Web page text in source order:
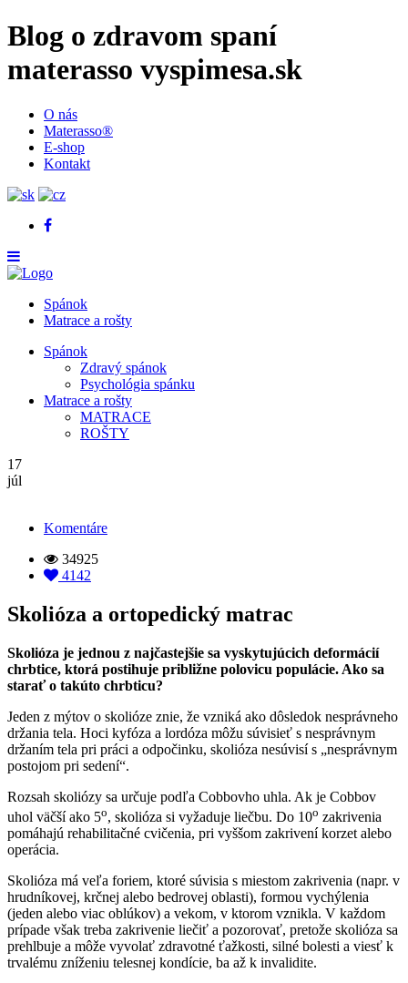
Blog o zdravom spaní
materasso vyspimesa.sk
O nás
Materasso®
E-shop
Kontakt
Spánok
Matrace a rošty
Spánok
Zdravý spánok
Psychológia spánku
Matrace a rošty
MATRACE
ROŠTY
17
júl
Komentáre
 34925
 4142
Skolióza a ortopedický matrac
Skolióza je jednou z najčastejšie sa vyskytujúcich deformácií
chrbtice, ktorá postihuje približne polovicu populácie. Ako sa
starať o takúto chrbticu?
Jeden z mýtov o skolióze znie, že vzniká ako dôsledok nesprávneho
držania tela. Hoci kyfóza a lordóza môžu súvisieť s nesprávnym
držaním tela pri práci a odpočinku, skolióza nesúvisí s „nesprávnym
postojom pri sedení“.
Rozsah skoliózy sa určuje podľa Cobbovho uhla. Ak je Cobbov
uhol väčší ako 5o, skolióza si vyžaduje liečbu. Do 10o zakrivenia
pomáhajú rehabilitačné cvičenia, pri vyššom zakrivení korzet alebo
operácia.
Skolióza má veľa foriem, ktoré súvisia s miestom zakrivenia (napr. v
hrudníkovej, krčnej alebo bedrovej oblasti), formou vychýlenia
(jeden alebo viac oblúkov) a vekom, v ktorom vznikla. V každom
prípade však treba zakrivenie liečiť a pozorovať, pretože skolióza sa
prehlbuje a môže vyvolať zdravotné ťažkosti, silné bolesti a viesť k
trvalému zníženiu telesnej kondície, ba až k invalidite.